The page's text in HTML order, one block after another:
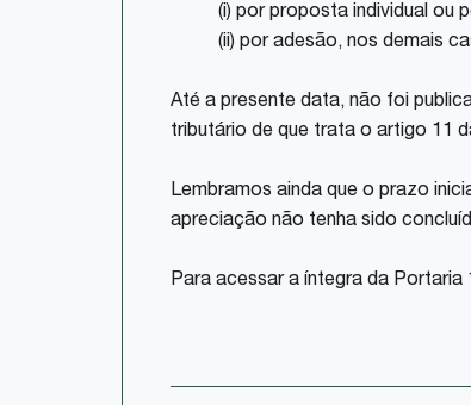
(i) por proposta individual ou
(ii) por adesão, nos demais
Até a presente data, não foi
tributário de que trata o artigo 11
Lembramos ainda que o prazo
apreciação não tenha sido
Para acessar a íntegra da Portaria